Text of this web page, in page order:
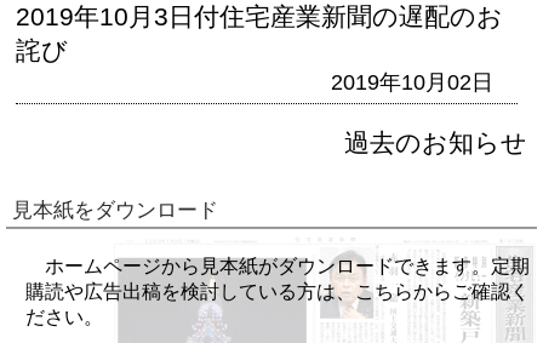
2019年10月3日付住宅産業新聞の遅配のお
詫び
2019年10月02日
過去のお知らせ
見本紙をダウンロード
ホームページから見本紙がダウンロードできます。定期
購読や広告出稿を検討している方は、こちらからご確認く
ださい。